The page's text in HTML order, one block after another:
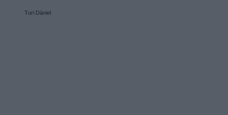
Turi Dániel